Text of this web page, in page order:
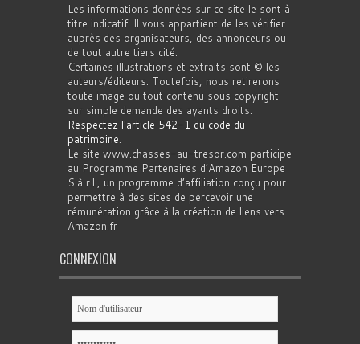
Les informations données sur ce site le sont à
titre indicatif. Il vous appartient de les vérifier
auprès des organisateurs, des annonceurs ou
de tout autre tiers cité.
Certaines illustrations et extraits sont © les
auteurs/éditeurs. Toutefois, nous retirerons
toute image ou tout contenu sous copyright
sur simple demande des ayants droits.
Respectez l'article 542-1 du code du
patrimoine.
Le site www.chasses-au-tresor.com participe
au Programme Partenaires d’Amazon Europe
S.à r.l., un programme d’affiliation conçu pour
permettre à des sites de percevoir une
rémunération grâce à la création de liens vers
Amazon.fr
CONNEXION